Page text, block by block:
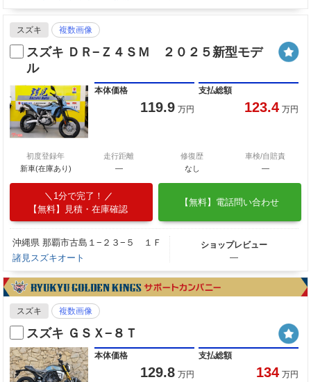
スズキ 複数画像
スズキ ＤＲ−Ｚ４ＳＭ ２０２５新型モデ
ル
本体価格
119.9 万円
支払総額
123.4 万円
初度登録年
新車(在庫あり)
走行距離
―
修復歴
なし
車検/自賠責
―
1分で完了！
【無料】見積・在庫確認
【無料】電話問い合わせ
沖縄県 那覇市古島１−２３−５ １Ｆ
諸見スズキオート
ショップレビュー
―
スズキ 複数画像
スズキ ＧＳＸ−８Ｔ
本体価格
129.8 万円
支払総額
134 万円